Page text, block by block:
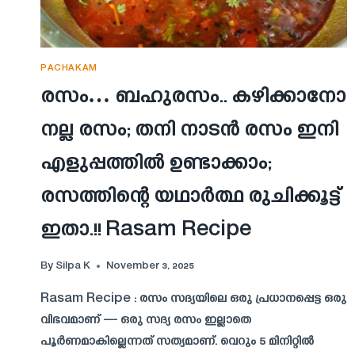
PACHAKAM
രസം… ബഹുരസം.. കഴിക്കാനോ
നല്ല രസം; തനി നാടൻ രസം ഇനി
എളുപ്പത്തിൽ ഉണ്ടാക്കാം;
രസത്തിന്റെ യഥാർത്ഥ രുചിക്കൂട്ട്
ഇതാ.!! Rasam Recipe
By Silpa K November 3, 2025
Rasam Recipe : രസം സദ്യയിലെ ഒരു പ്രധാനപ്പെട്ട ഒരു
വിഭവമാണ് — ഒരു സദ്യ രസം ഇല്ലാതെ
പൂർണമാകില്ലെന്നത് സത്യമാണ്. വെറും 5 മിനിറ്റിൽ